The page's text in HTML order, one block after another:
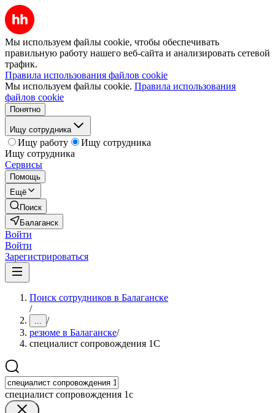
Мы используем файлы cookie, чтобы обеспечивать
правильную работу нашего веб-сайта и анализировать сетевой
трафик.
Правила использования файлов cookie
Мы используем файлы cookie. Правила использования
файлов cookie
Понятно
Ищу сотрудника
Ищу работу
Ищу сотрудника
Ищу сотрудника
Сервисы
Помощь
Ещё
Поиск
Балаганск
Войти
Войти
Зарегистрироваться
Поиск сотрудников в Балаганске
/
... /
резюме в Балаганске/
специалист сопровождения 1С
специалист сопровождения 1с